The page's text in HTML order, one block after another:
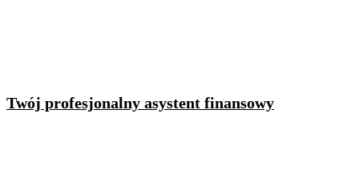
Twój profesjonalny asystent finansowy